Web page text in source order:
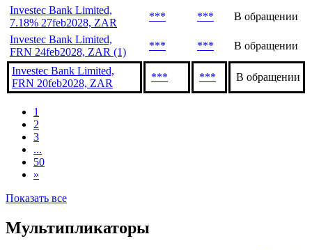
Investec Bank Limited,
7.18% 27feb2028, ZAR
*** ***
В обращении
Investec Bank Limited,
FRN 24feb2028, ZAR (1)
*** *** В обращении
Investec Bank Limited,
FRN 20feb2028, ZAR
*** *** В обращении
1
2
3
...
50
»
Показать все
Мультипликаторы